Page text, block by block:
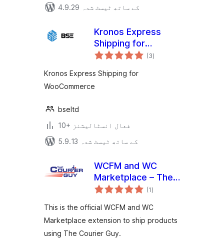
4.9.29 کے ساتھ ٹیسٹ شدہ
Kronos Express
Shipping for
WooCommerce
(3مجموعی
درجہ
)
Kronos Express Shipping for
WooCommerce
bseltd
10+ فعال انسٹالیشنز
5.9.13 کے ساتھ ٹیسٹ شدہ
WCFM and WC
Marketplace – The
Courier Guy
WooCommerce
(1مجموعی
درجہ
)
This is the official WCFM and WC
Marketplace extension to ship products
using The Courier Guy.